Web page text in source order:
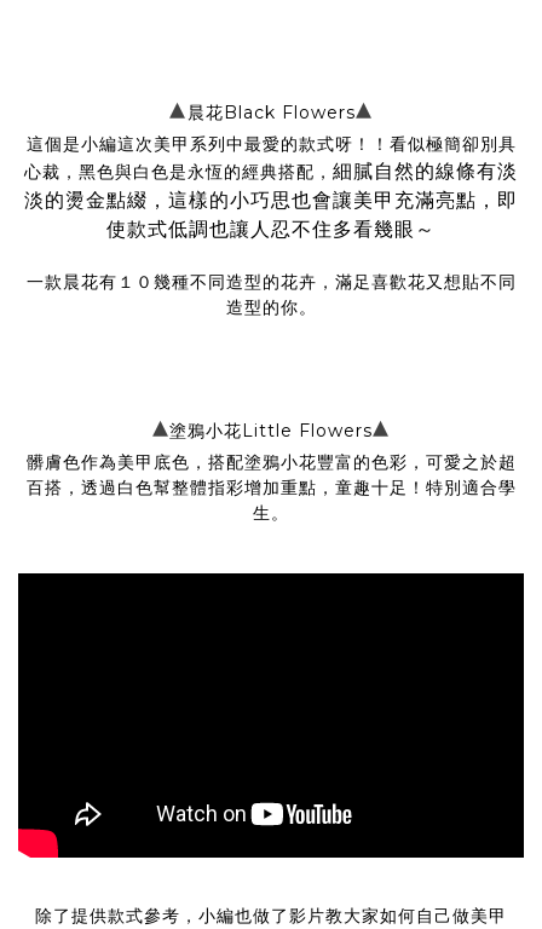
▴ 晨花Black Flowers▴
這個是小編這次美甲系列中最愛的款式呀！！看似極簡卻別具
心裁，黑色與白色是永恆的經典搭配， 細膩自然的線條有淡
淡的燙金點綴，這樣的小巧思也會讓美甲充滿亮點，即
使款式低調也讓人忍不住多看幾眼～
一款晨花有１０幾種不同造型的花卉，滿足喜歡花又想貼不同
造型的你。
▴塗鴉小花Little Flowers▴
髒膚色作為美甲底色，搭配塗鴉小花豐富的色彩，可愛之於超
百搭，透過白色幫整體指彩增加重點，童趣十足！特別適合學
生。
除了提供款式參考，小編也做了影片教大家如何自己做美甲